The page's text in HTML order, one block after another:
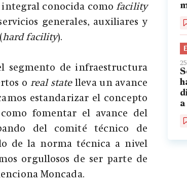
conocida comofacility
generales, auxiliares y
hard facility).
segmento de infraestructura
o real statelleva un avance
estandarizar el concepto
fomentar el avance del
del comité técnico de
de la norma técnica a nivel
orgullosos de ser parte de
Moncada.